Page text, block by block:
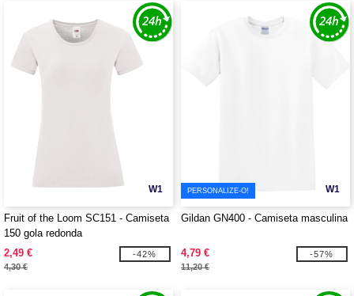
W1
Fruit of the Loom SC151 - Camiseta
150 gola redonda
2,49 €
4,30 €
-42%
W1
PERSONALIZE-O!
Gildan GN400 - Camiseta masculina
4,79 €
11,20 €
-57%